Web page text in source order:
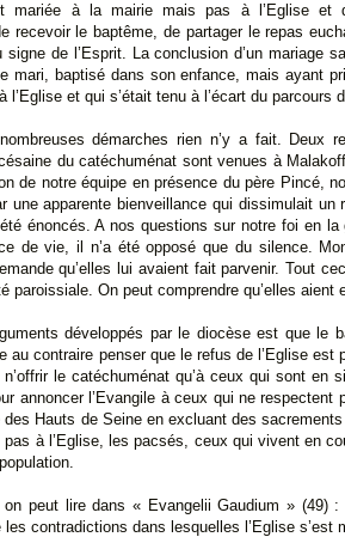
mariée à la mairie mais pas à l’Eglise et
recevoir le baptême, de partager le repas
signe de l’Esprit. La conclusion d’un mariage
mari, baptisé dans son enfance, mais ayant
l’Eglise et qui s’était tenu à l’écart du parcours
démarches rien n’y a fait. Deux
du catéchuménat sont venues à
de notre équipe en présence du père Pincé,
une apparente bienveillance qui dissimulait
énoncés. A nos questions sur notre foi en la
de vie, il n’a été opposé que du silence.
qu’elles lui avaient fait parvenir. Tout
paroissiale. On peut comprendre qu’elles aient
développés par le diocèse est que le
au contraire penser que le refus de l’Eglise
n’offrir le catéchuménat qu’à ceux qui sont
annoncer l’Evangile à ceux qui ne
des Hauts de Seine en excluant des
pas à l’Eglise, les pacsés, ceux qui vivent en
on peut lire dans « Evangelii Gaudium »
les contradictions dans lesquelles l’Eglise s’est